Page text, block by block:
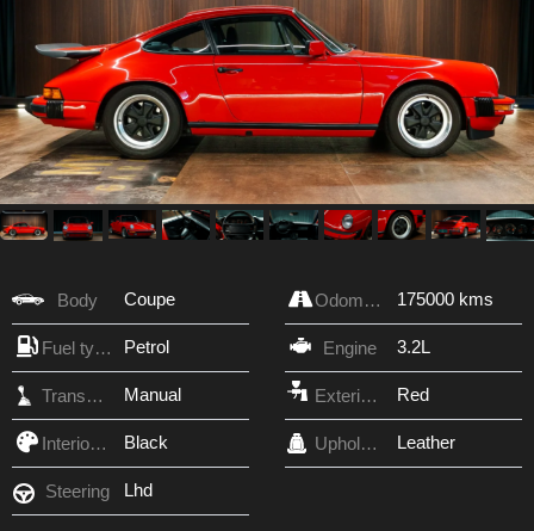
Body Coupe Odometer 175000 kms
Fuel type Petrol Engine 3.2L
Transmission Manual Exterior Color Red
Interior Color Black Upholstery Leather
Steering Lhd